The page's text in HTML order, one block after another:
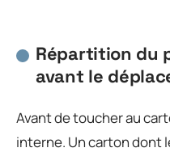
Répartition du
avant le
Avant de toucher au
interne. Un carton dont